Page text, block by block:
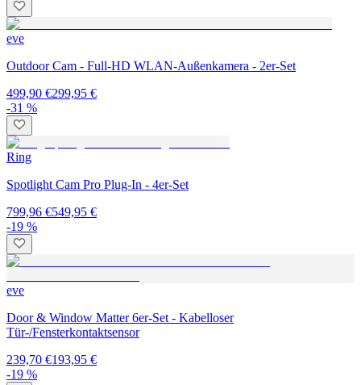
eve
Outdoor Cam - Full-HD WLAN-Außenkamera - 2er-Set
499,90 €299,95 €
-31 %
Ring
Spotlight Cam Pro Plug-In - 4er-Set
799,96 €549,95 €
-19 %
eve
Door & Window Matter 6er-Set - Kabelloser
Tür-/Fensterkontaktsensor
239,70 €193,95 €
-19 %